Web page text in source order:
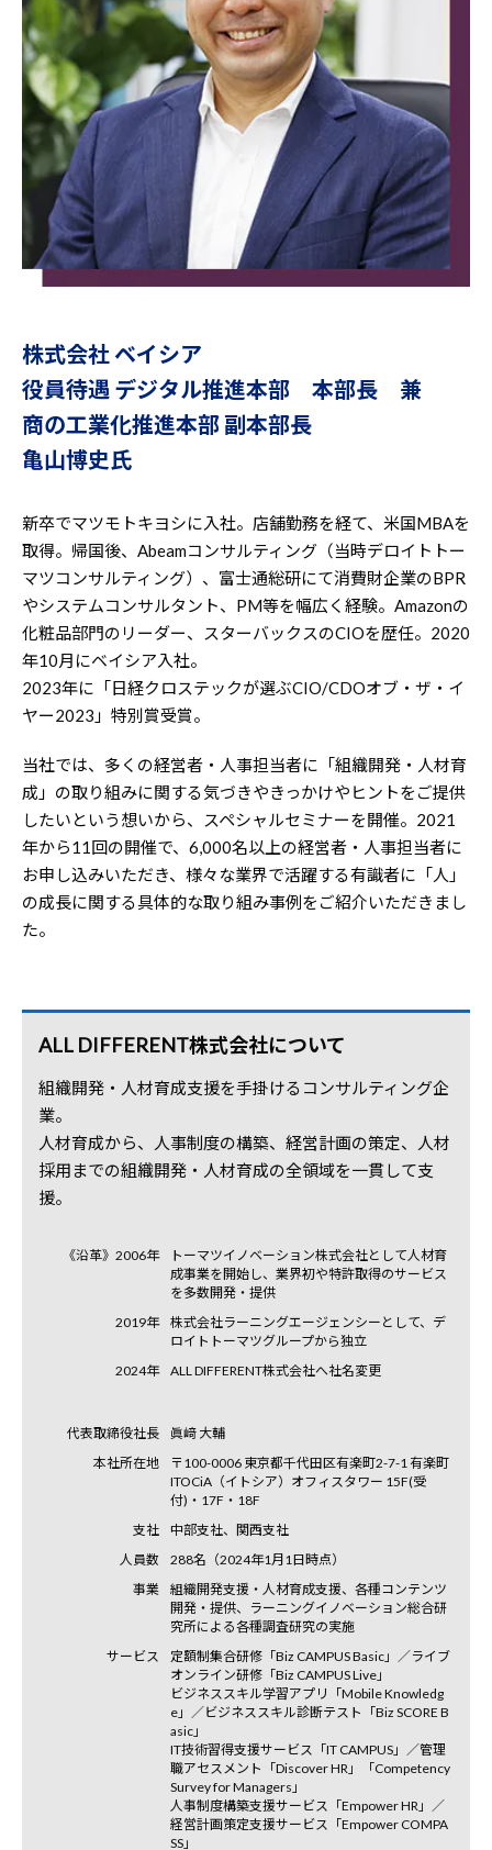
株式会社 ベイシア
役員待遇 デジタル推進本部 本部長 兼
商の工業化推進本部 副本部長
亀山博史氏
新卒でマツモトキヨシに入社。店舗勤務を経て、米国MBAを
取得。帰国後、Abeamコンサルティング（当時デロイトトー
マツコンサルティング）、富士通総研にて消費財企業のBPR
やシステムコンサルタント、PM等を幅広く経験。Amazonの
化粧品部門のリーダー、スターバックスのCIOを歴任。2020
年10月にベイシア入社。
2023年に「日経クロステックが選ぶCIO/CDOオブ・ザ・イ
ヤー2023」特別賞受賞。
当社では、多くの経営者・人事担当者に「組織開発・人材育
成」の取り組みに関する気づきやきっかけやヒントをご提供
したいという想いから、スペシャルセミナーを開催。2021
年から11回の開催で、6,000名以上の経営者・人事担当者に
お申し込みいただき、様々な業界で活躍する有識者に「人」
の成長に関する具体的な取り組み事例をご紹介いただきまし
た。
ALL DIFFERENT株式会社について
組織開発・人材育成支援を手掛けるコンサルティング企
業。
人材育成から、人事制度の構築、経営計画の策定、人材
採用までの組織開発・人材育成の全領域を一貫して支
援。
《沿革》2006年
トーマツイノベーション株式会社として人材育
成事業を開始し、業界初や特許取得のサービス
を多数開発・提供
2019年
株式会社ラーニングエージェンシーとして、デ
ロイトトーマツグループから独立
2024年
ALL DIFFERENT株式会社へ社名変更
代表取締役社長
眞﨑 大輔
本社所在地
〒100-0006 東京都千代田区有楽町2-7-1 有楽町
ITOCiA（イトシア）オフィスタワー 15F(受
付)・17F・18F
支社
中部支社、関西支社
人員数
288名（2024年1月1日時点）
事業
組織開発支援・人材育成支援、各種コンテンツ
開発・提供、ラーニングイノベーション総合研
究所による各種調査研究の実施
サービス
定額制集合研修「Biz CAMPUS Basic」／ライブ
オンライン研修「Biz CAMPUS Live」
ビジネススキル学習アプリ「Mobile Knowledg
e」／ビジネススキル診断テスト「Biz SCORE B
asic」
IT技術習得支援サービス「IT CAMPUS」／管理
職アセスメント「Discover HR」「Competency
Survey for Managers」
人事制度構築支援サービス「Empower HR」／
経営計画策定支援サービス「Empower COMPA
SS」